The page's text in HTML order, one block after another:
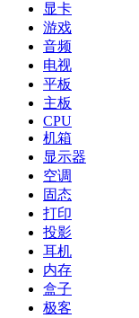
显卡
游戏
音频
电视
平板
主板
CPU
机箱
显示器
空调
固态
打印
投影
耳机
内存
盒子
极客